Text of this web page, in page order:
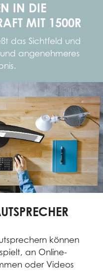
IN DIE
MIT 1500R
das Sichtfeld und
angenehmeres
können
an Online-
oder Videos